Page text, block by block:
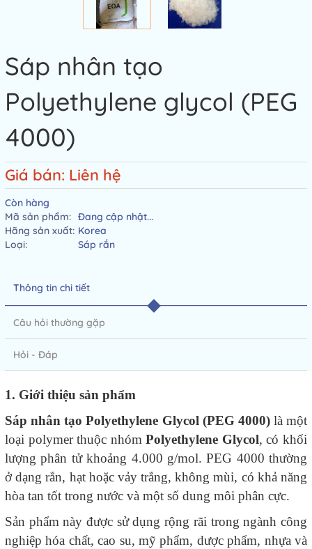
Sáp nhân tạo
Polyethylene glycol (PEG
4000)
Giá bán: Liên hệ
Còn hàng
Mã sản phẩm: Đang cập nhật...
Hãng sản xuất: Korea
Loại:
Sáp rắn
Thông tin chi tiết
Câu hỏi thường gặp
Hỏi - Đáp
1. Giới thiệu sản phẩm
Sáp nhân tạo Polyethylene Glycol (PEG 4000)là một
loại polymer thuộc nhómPolyethylene Glycol, có khối
lượng phân tử khoảng 4.000 g/mol. PEG 4000 thường
ở dạng rắn, hạt hoặc vảy trắng, không mùi, có khả năng
hòa tan tốt trong nước và một số dung môi phân cực.
Sản phẩm này được sử dụng rộng rãi trong ngành công
nghiệp hóa chất, cao su, mỹ phẩm, dược phẩm, nhựa và